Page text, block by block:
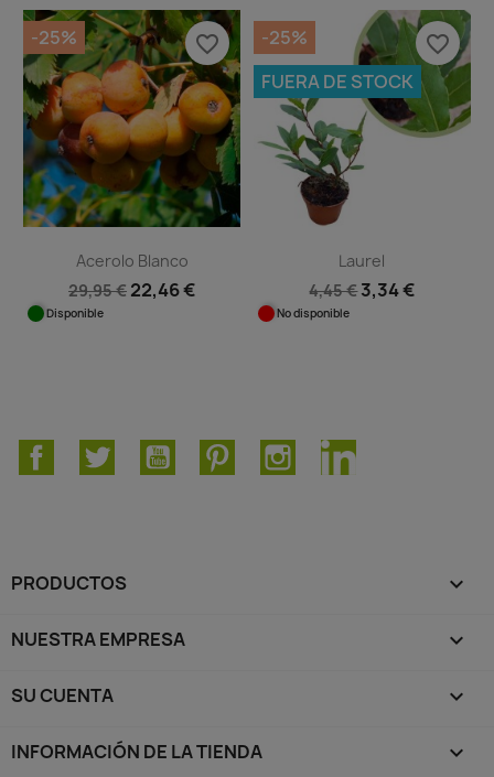
Acerolo Blanco
29,95 € 22,46 €
Disponible
-25% favorite_border
Laurel
4,45 €3,34 €
No disponible
-25%
FUERA DE STOCK
favorite_border
FacebookTwitter YouTube PinterestInstagramLinkedIn
PRODUCTOS 
NUESTRA EMPRESA 
SU CUENTA 
INFORMACIÓN DE LA TIENDA keyboard_arrow_down